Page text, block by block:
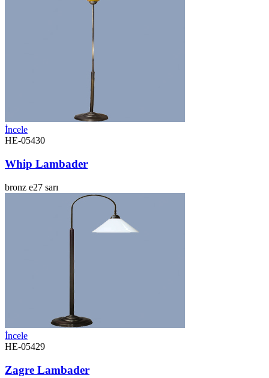
İncele
HE-05430
Whip Lambader
bronz e27 sarı
İncele
HE-05429
Zagre Lambader